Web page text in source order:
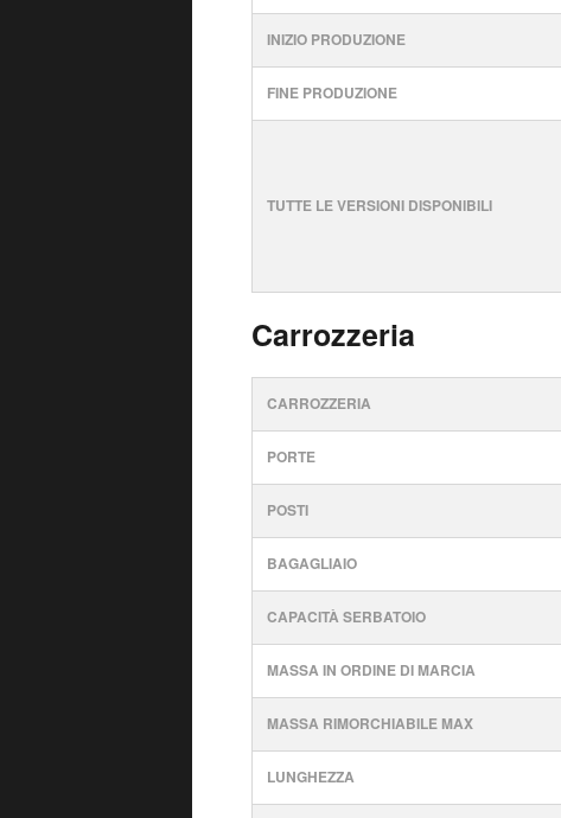
INIZIO PRODUZIONE
FINE PRODUZIONE
TUTTE LE VERSIONI DISPONIBILI
Carrozzeria
CARROZZERIA
PORTE
POSTI
BAGAGLIAIO
CAPACITÀ SERBATOIO
MASSA IN ORDINE DI MARCIA
MASSA RIMORCHIABILE MAX
LUNGHEZZA